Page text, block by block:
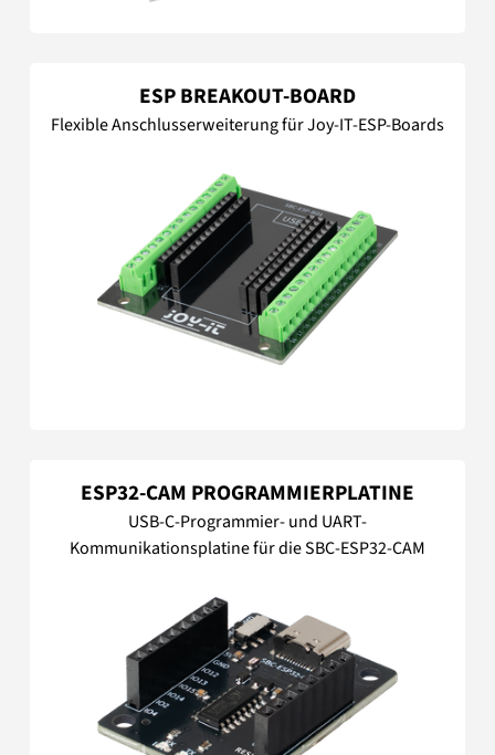
ESP BREAKOUT-BOARD
Flexible Anschlusserweiterung für Joy-IT-ESP-Boards
ESP32-CAM PROGRAMMIERPLATINE
USB-C-Programmier- und UART-
Kommunikationsplatine für die SBC-ESP32-CAM